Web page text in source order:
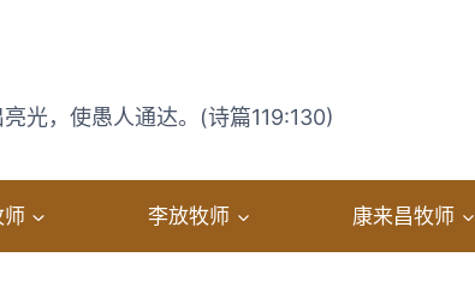
光，使愚人通达。(诗篇119:130)
李放牧师 康来昌牧师